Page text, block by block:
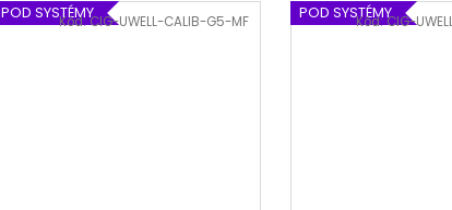
POD SYSTÉMY
Kód:CIG-UWELL-CALIB-G5-MF POD SYSTÉMY
Kód:CIG-